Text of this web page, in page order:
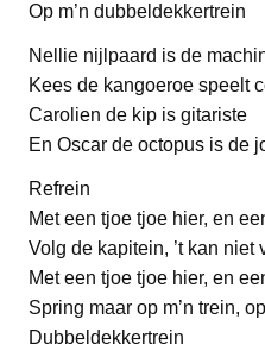
Op m’n dubbeldekkertrein
Nellie nijlpaard is de
Kees de kangoeroe speelt
Carolien de kip is gitariste
En Oscar de octopus is de
Refrein
Met een tjoe tjoe hier, en
Volg de kapitein, ’t kan niet
Met een tjoe tjoe hier, en
Spring maar op m’n trein,
Dubbeldekkertrein